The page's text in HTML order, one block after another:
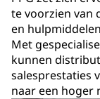
te voorzien van
en
Met
kunnen
salesprestaties
naar een hoger